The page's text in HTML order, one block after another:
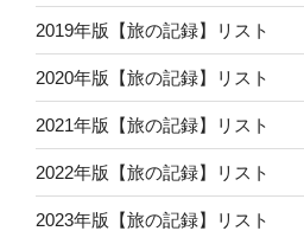
2019年版【旅の記録】リスト
2020年版【旅の記録】リスト
2021年版【旅の記録】リスト
2022年版【旅の記録】リスト
2023年版【旅の記録】リスト